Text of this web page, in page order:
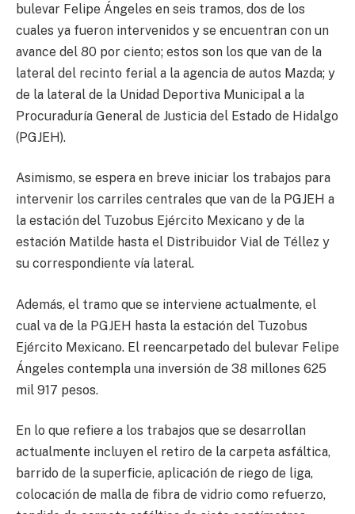
bulevar Felipe Ángeles en seis tramos, dos de los
cuales ya fueron intervenidos y se encuentran con un
avance del 80 por ciento; estos son los que van de la
lateral del recinto ferial a la agencia de autos Mazda; y
de la lateral de la Unidad Deportiva Municipal a la
Procuraduría General de Justicia del Estado de Hidalgo
(PGJEH).
Asimismo, se espera en breve iniciar los trabajos para
intervenir los carriles centrales que van de la PGJEH a
la estación del Tuzobus Ejército Mexicano y de la
estación Matilde hasta el Distribuidor Vial de Téllez y
su correspondiente vía lateral.
Además, el tramo que se interviene actualmente, el
cual va de la PGJEH hasta la estación del Tuzobus
Ejército Mexicano. El reencarpetado del bulevar Felipe
Ángeles contempla una inversión de 38 millones 625
mil 917 pesos.
En lo que refiere a los trabajos que se desarrollan
actualmente incluyen el retiro de la carpeta asfáltica,
barrido de la superficie, aplicación de riego de liga,
colocación de malla de fibra de vidrio como refuerzo,